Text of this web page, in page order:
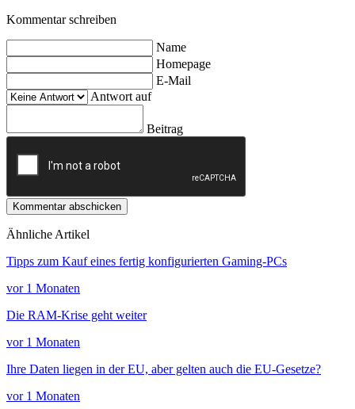
Kommentar schreiben
Name
Homepage
E-Mail
Antwort auf
Beitrag
Kommentar abschicken
Ähnliche Artikel
Tipps zum Kauf eines fertig konfigurierten Gaming-PCs
vor 1 Monaten
Die RAM-Krise geht weiter
vor 1 Monaten
Ihre Daten liegen in der EU, aber gelten auch die EU-Gesetze?
vor 1 Monaten